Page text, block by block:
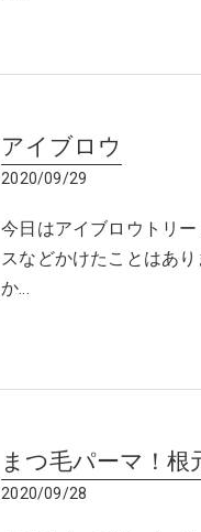
アイブロウ
2020/09/29
今日はアイブロウトリ
スなどかけたことはあ
か…
まつ毛パーマ！
2020/09/28